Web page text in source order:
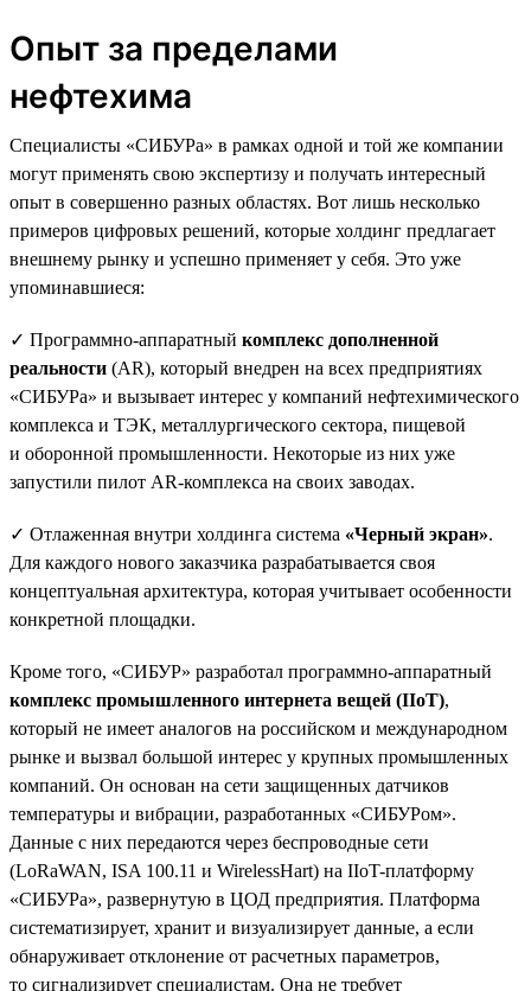
Опыт за пределами
нефтехима
Специалисты «СИБУРа» в рамках одной и той же компании
могут применять свою экспертизу и получать интересный
опыт в совершенно разных областях. Вот лишь несколько
примеров цифровых решений, которые холдинг предлагает
внешнему рынку и успешно применяет у себя. Это уже
упоминавшиеся:
✓ Программно-аппаратный комплекс дополненной
реальности (AR), который внедрен на всех предприятиях
«СИБУРа» и вызывает интерес у компаний нефтехимического
комплекса и ТЭК, металлургического сектора, пищевой
и оборонной промышленности. Некоторые из них уже
запустили пилот AR-комплекса на своих заводах.
✓ Отлаженная внутри холдинга система «Черный экран».
Для каждого нового заказчика разрабатывается своя
концептуальная архитектура, которая учитывает особенности
конкретной площадки.
Кроме того, «СИБУР» разработал программно-аппаратный
комплекс промышленного интернета вещей (IIoT),
который не имеет аналогов на российском и международном
рынке и вызвал большой интерес у крупных промышленных
компаний. Он основан на сети защищенных датчиков
температуры и вибрации, разработанных «СИБУРом».
Данные с них передаются через беспроводные сети
(LoRaWAN, ISA 100.11 и WirelessHart) на IIoT-платформу
«СИБУРа», развернутую в ЦОД предприятия. Платформа
систематизирует, хранит и визуализирует данные, а если
обнаруживает отклонение от расчетных параметров,
то сигнализирует специалистам. Она не требует